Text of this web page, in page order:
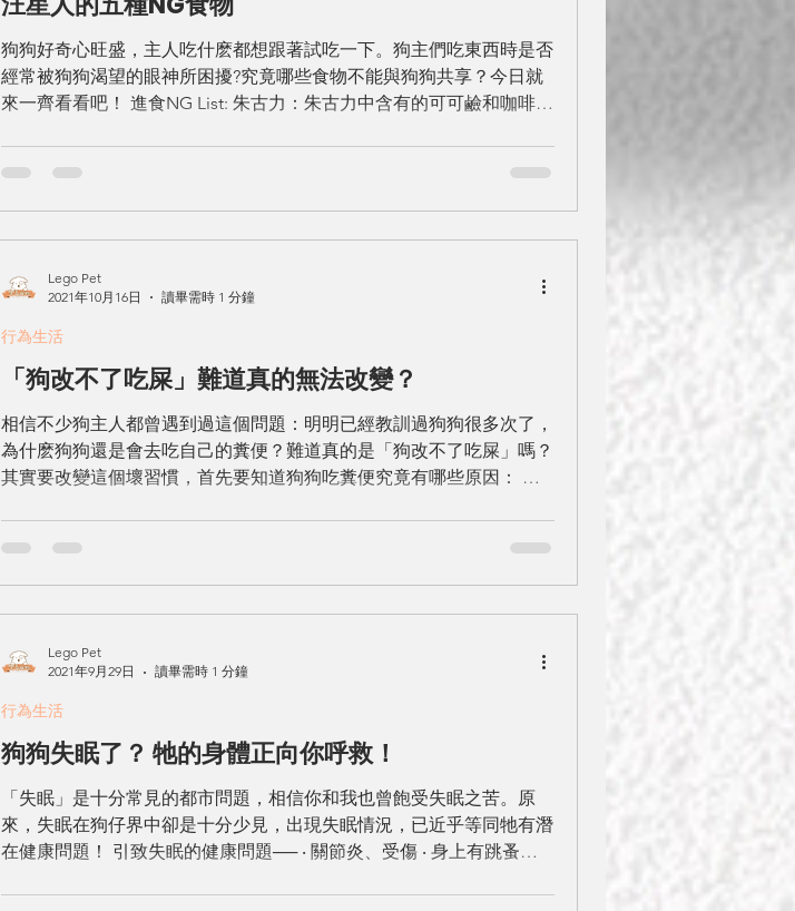
狗狗好奇心旺盛，主人吃什麽都想跟著試吃一下。狗主們吃東西時是否
經常被狗狗渴望的眼神所困擾?究竟哪些食物不能與狗狗共享？今日就
來一齊看看吧！ 進食NG List: 朱古力：朱古力中含有的可可鹼和咖啡
「狗改不了吃屎」難道真的無法改變？
相信不少狗主人都曾遇到過這個問題：明明已經教訓過狗狗很多次了，
為什麽狗狗還是會去吃自己的糞便？難道真的是「狗改不了吃屎」嗎？
其實要改變這個壞習慣，首先要知道狗狗吃糞便究竟有哪些原因： 狗
行為生活
Lego Pet
2021年10月16日
讀畢需時 1 分鐘
狗狗失眠了？ 牠的身體正向你呼救！
「失眠」是十分常見的都市問題，相信你和我也曾飽受失眠之苦。原
來，失眠在狗仔界中卻是十分少見，出現失眠情況，已近乎等同牠有潛
在健康問題！ 引致失眠的健康問題── ‧ 關節炎、受傷 ‧ 身上有跳蚤，
行為生活
Lego Pet
2021年9月29日
讀畢需時 1 分鐘